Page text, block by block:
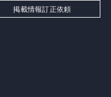
掲載情報訂正依頼